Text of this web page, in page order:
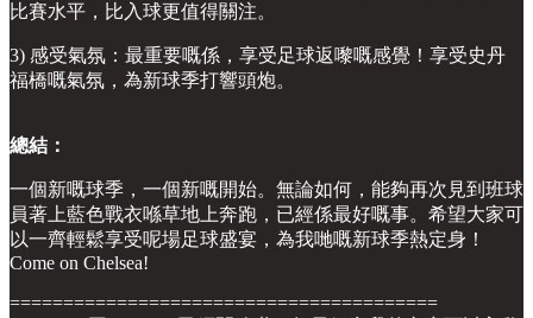
比賽水平，比入球更值得關注。
3) 感受氣氛：最重要嘅係，享受足球返嚟嘅感覺！享受史丹
福橋嘅氣氛，為新球季打響頭炮。
總結：
一個新嘅球季，一個新嘅開始。無論如何，能夠再次見到班球
員著上藍色戰衣喺草地上奔跑，已經係最好嘅事。希望大家可
以一齊輕鬆享受呢場足球盛宴，為我哋嘅新球季熱定身！
Come on Chelsea!
========================================